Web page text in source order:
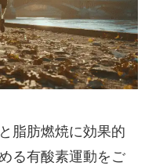
脂肪燃焼に効果的
る有酸素運動をご